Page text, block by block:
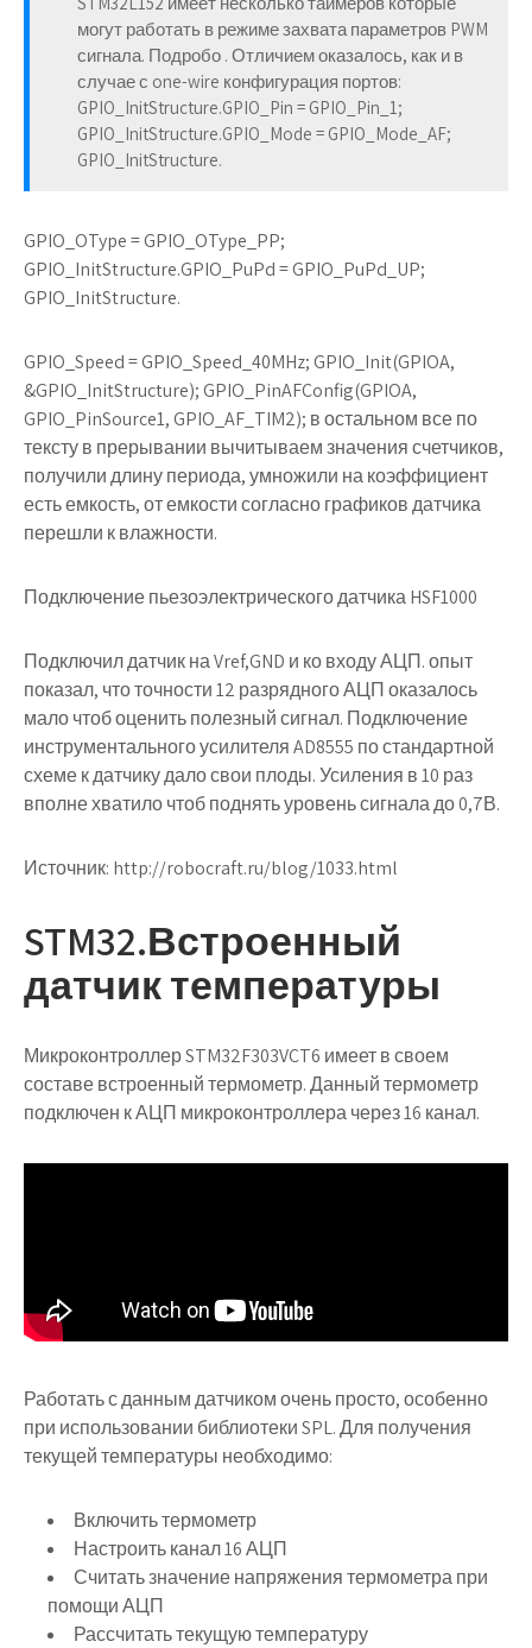
могут работать в режиме захвата параметров PWM
сигнала. Подробо . Отличием оказалось, как и в
случае с one-wire конфигурация портов:
GPIO_InitStructure.GPIO_Pin = GPIO_Pin_1;
GPIO_InitStructure.GPIO_Mode = GPIO_Mode_AF;
GPIO_InitStructure.
GPIO_OType = GPIO_OType_PP;
GPIO_InitStructure.GPIO_PuPd = GPIO_PuPd_UP;
GPIO_InitStructure.
GPIO_Speed = GPIO_Speed_40MHz; GPIO_Init(GPIOA,
&GPIO_InitStructure); GPIO_PinAFConfig(GPIOA,
GPIO_PinSource1, GPIO_AF_TIM2); в остальном все по
тексту в прерывании вычитываем значения счетчиков,
получили длину периода, умножили на коэффициент
есть емкость, от емкости согласно графиков датчика
перешли к влажности.
Подключение пьезоэлектрического датчика HSF1000
Подключил датчик на Vref,GND и ко входу АЦП. опыт
показал, что точности 12 разрядного АЦП оказалось
мало чтоб оценить полезный сигнал. Подключение
инструментального усилителя AD8555 по стандартной
схеме к датчику дало свои плоды. Усиления в 10 раз
вполне хватило чтоб поднять уровень сигнала до 0,7В.
Источник: http://robocraft.ru/blog/1033.html
STM32.Встроенный
датчик температуры
МикроконтроллерSTM32F303VCT6 имеет в своем
составе встроенный термометр. Данный термометр
подключен к АЦП микроконтроллера через 16 канал.
Работать с данным датчиком очень просто, особенно
при использовании библиотеки SPL. Для получения
текущей температуры необходимо:
Включить термометр
Настроить канал 16 АЦП
Считать значение напряжения термометра при
помощи АЦП
Рассчитать текущую температуру